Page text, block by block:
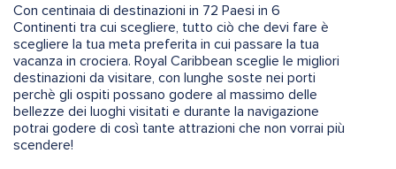
Con centinaia di destinazioni in 72 Paesi in 6
Continenti tra cui scegliere, tutto ciò che devi fare è
scegliere la tua meta preferita in cui passare la tua
vacanza in crociera. Royal Caribbean sceglie le migliori
destinazioni da visitare, con lunghe soste nei porti
perchè gli ospiti possano godere al massimo delle
bellezze dei luoghi visitati e durante la navigazione
potrai godere di così tante attrazioni che non vorrai più
scendere!